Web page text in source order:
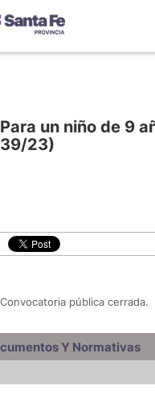
Para un niño de 9
39/23)
Convocatoria pública cerrada.
Y Normativas